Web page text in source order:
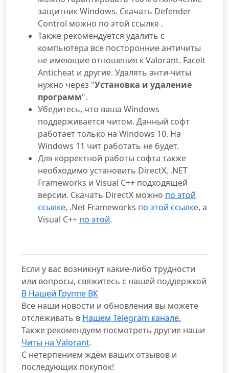
защитник Windows. Скачать Defender
Control можно по этой ссылке .
Также рекомендуется удалить с
компьютера все посторонние античиты
не имеющие отношения к Valorant. Faceit
Anticheat и другие. Удалять анти-читы
нужно через "Установка и удаление
программ".
Убедитесь, что ваша Windows
поддерживается читом. Данный софт
работает только на Windows 10. На
Windows 11 чит работать не будет.
Для корректной работы софта также
необходимо установить DirectX, .NET
Frameworks и Visual C++ подходящей
версии. Скачать DirectX можно по этой
ссылке, .Net Frameworks по этой ссылке, а
Visual C++ по этой.
Если у вас возникнут какие-либо трудности
или вопросы, свяжитесь с нашей поддержкой
В Нашей Группе ВК
Все наши новости и обновления вы можете
отслеживать в Нашем Telegram канале.
Также рекомендуем посмотреть другие наши
Читы на Valorant.
С нетерпением ждём ваших отзывов и
последующих покупок!